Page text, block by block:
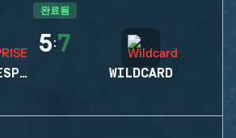
완료됨
ENTERPRISE ESPORTS
5:7
WILDCARD